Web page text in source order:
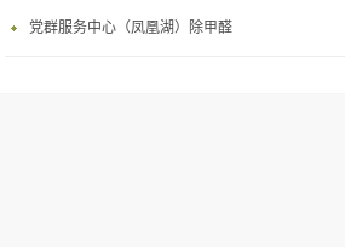
党群服务中心（凤凰湖）除甲醛